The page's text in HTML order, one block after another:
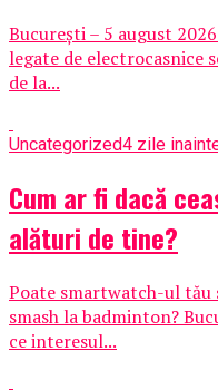
București – 5 august
legate de electrocasnice
de la...
Uncategorized4 zile
Cum ar fi dacă
alături de tine?
Poate smartwatch-ul tău
smash la badminton?
ce interesul...